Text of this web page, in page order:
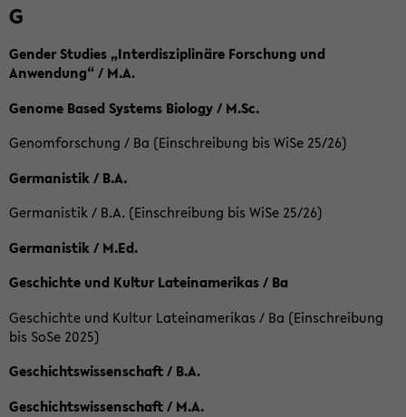
G
Gender Studies „Interdisziplinäre Forschung und
Anwendung“ / M.A.
Genome Based Systems Biology / M.Sc.
Genomforschung / Ba (Einschreibung bis WiSe 25/26)
Germanistik / B.A.
Germanistik / B.A. (Einschreibung bis WiSe 25/26)
Germanistik / M.Ed.
Geschichte und Kultur Lateinamerikas / Ba
Geschichte und Kultur Lateinamerikas / Ba (Einschreibung
bis SoSe 2025)
Geschichtswissenschaft / B.A.
Geschichtswissenschaft / M.A.